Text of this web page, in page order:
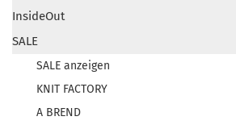
InsideOut
SALE
SALE anzeigen
KNIT FACTORY
A BREND